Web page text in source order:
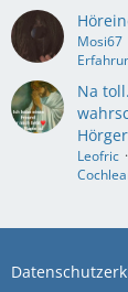
Mosi67
Na
Leofric